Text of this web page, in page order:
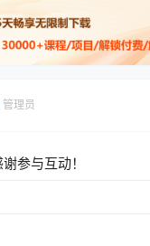
管理员
参与互动！